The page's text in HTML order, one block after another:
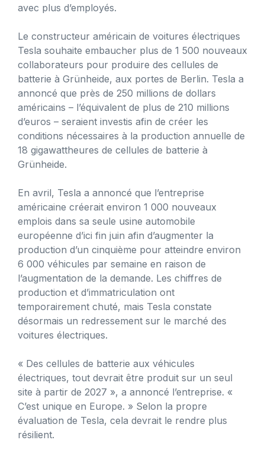
avec plus d’employés.
Le constructeur américain de voitures électriques
Tesla souhaite embaucher plus de 1 500 nouveaux
collaborateurs pour produire des cellules de
batterie à Grünheide, aux portes de Berlin. Tesla a
annoncé que près de 250 millions de dollars
américains – l’équivalent de plus de 210 millions
d’euros – seraient investis afin de créer les
conditions nécessaires à la production annuelle de
18 gigawattheures de cellules de batterie à
Grünheide.
En avril, Tesla a annoncé que l’entreprise
américaine créerait environ 1 000 nouveaux
emplois dans sa seule usine automobile
européenne d’ici fin juin afin d’augmenter la
production d’un cinquième pour atteindre environ
6 000 véhicules par semaine en raison de
l’augmentation de la demande. Les chiffres de
production et d’immatriculation ont
temporairement chuté, mais Tesla constate
désormais un redressement sur le marché des
voitures électriques.
« Des cellules de batterie aux véhicules
électriques, tout devrait être produit sur un seul
site à partir de 2027 », a annoncé l’entreprise. «
C’est unique en Europe. » Selon la propre
évaluation de Tesla, cela devrait le rendre plus
résilient.